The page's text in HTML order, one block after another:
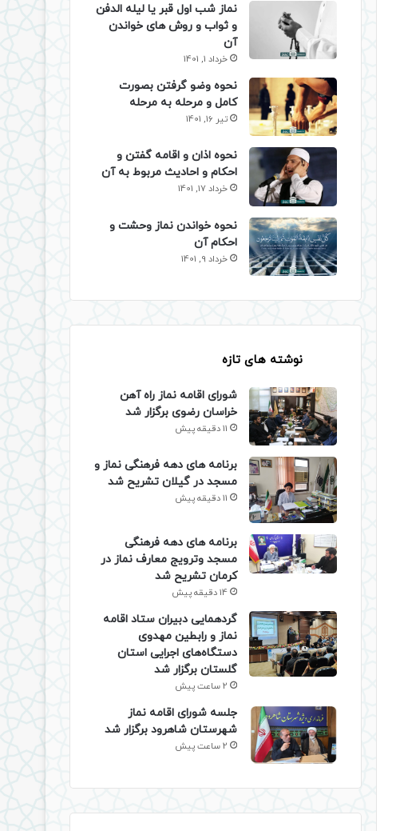
نماز شب اول قبر یا لیله الدفن
و ثواب و روش های خواندن
آن
خرداد 1, 1401
نحوه وضو گرفتن بصورت
کامل و مرحله به مرحله
تیر 16, 1401
نحوه اذان و اقامه گفتن و
احکام و احادیث مربوط به آن
خرداد 17, 1401
نحوه خواندن نماز وحشت و
احکام آن
خرداد 9, 1401
نوشته های تازه
شورای اقامه نماز راه آهن
خراسان رضوی برگزار شد
11 دقیقه پیش
برنامه های دهه فرهنگی نماز و
مسجد در گیلان تشریح شد
11 دقیقه پیش
برنامه های دهه فرهنگی
مسجد وترویج معارف نماز در
کرمان تشریح شد
14 دقیقه پیش
گردهمایی دبیران ستاد اقامه
نماز و رابطین مهدوی
دستگاه‌های اجرایی استان
گلستان برگزار شد
2 ساعت پیش
جلسه شورای اقامه نماز
شهرستان شاهرود برگزار شد
2 ساعت پیش